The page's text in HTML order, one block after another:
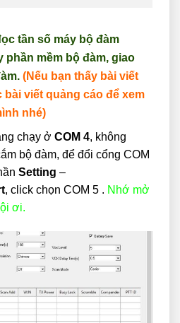
tần số máy bộ đàm
phần mềm bộ đàm, giao
(Nếu bạn thấy bài viết
bài viết quảng cáo để xem
nhé)
chạy ở COM 4, không
bộ đàm, để đổi cổng COM
Setting –
, click chọn COM 5 . Nhớ mở
ơi.